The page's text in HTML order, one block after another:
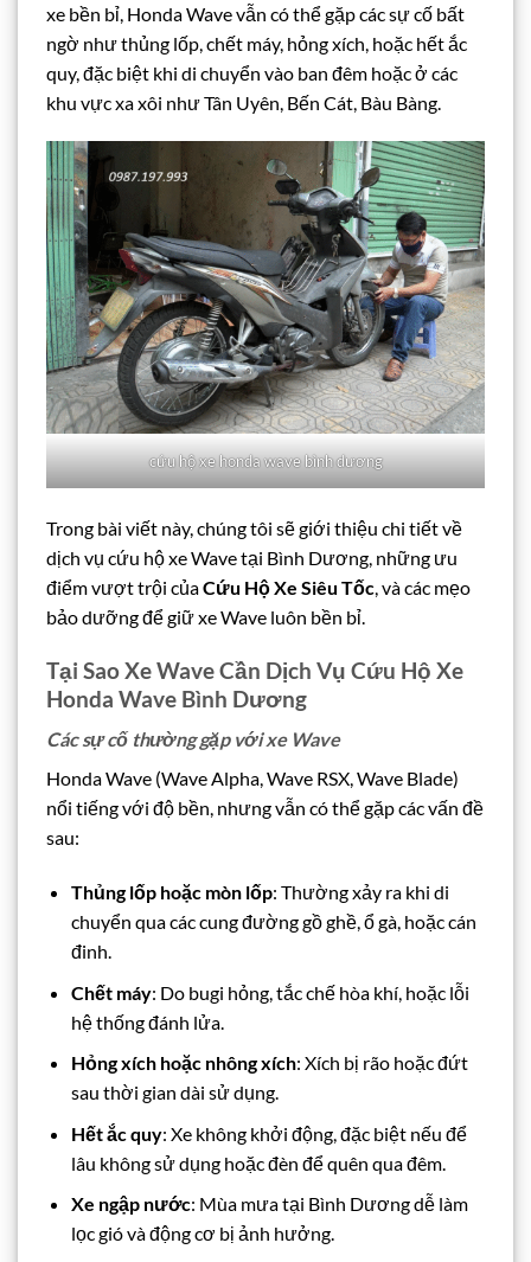
xe bền bỉ, Honda Wave vẫn có thể gặp các sự cố bất
ngờ như thủng lốp, chết máy, hỏng xích, hoặc hết ắc
quy, đặc biệt khi di chuyển vào ban đêm hoặc ở các
khu vực xa xôi như Tân Uyên, Bến Cát, Bàu Bàng.
cứu hộ xe honda wave bình dương
Trong bài viết này, chúng tôi sẽ giới thiệu chi tiết về
dịch vụ cứu hộ xe Wave tại Bình Dương, những ưu
điểm vượt trội củaCứu Hộ Xe Siêu Tốc, và các mẹo
bảo dưỡng để giữ xe Wave luôn bền bỉ.
Tại Sao Xe Wave Cần Dịch Vụ Cứu Hộ Xe
Honda Wave Bình Dương
Các sự cố thường gặp với xe Wave
Honda Wave (Wave Alpha, Wave RSX, Wave Blade)
nổi tiếng với độ bền, nhưng vẫn có thể gặp các vấn đề
sau:
Thủng lốp hoặc mòn lốp: Thường xảy ra khi di
chuyển qua các cung đường gồ ghề, ổ gà, hoặc cán
đinh.
Chết máy: Do bugi hỏng, tắc chế hòa khí, hoặc lỗi
hệ thống đánh lửa.
Hỏng xích hoặc nhông xích: Xích bị rão hoặc đứt
sau thời gian dài sử dụng.
Hết ắc quy: Xe không khởi động, đặc biệt nếu để
lâu không sử dụng hoặc đèn để quên qua đêm.
Xe ngập nước: Mùa mưa tại Bình Dương dễ làm
lọc gió và động cơ bị ảnh hưởng.